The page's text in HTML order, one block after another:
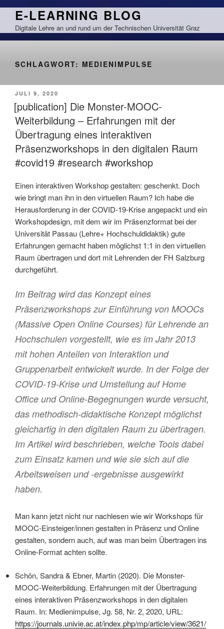
Zum
springen
E-LEARNING BLOG
Digitale Lehre an und rund um der Technischen Universität Graz
SCHLAGWORT: MEDIENIMPULSE
VERÖFFENTLICHT
AM
JULI 9, 2020
[publication] Die Monster-MOOC-
Weiterbildung – Erfahrungen mit der
Übertragung eines interaktiven
Präsenzworkshops in den digitalen Raum
#covid19 #research #workshop
Einen interaktiven Workshop gestalten: geschenkt. Doch
wie bringt man ihn in den virtuellen Raum? Ich habe die
Herausforderung in der COVID-19-Krise angepackt und ein
Workshopdesign, mit dem wir im Präsenzformat bei der
Universität Passau (Lehre+ Hochschuldidaktik) gute
Erfahrungen gemacht haben möglichst 1:1 in den virtuellen
Raum übertragen und dort mit Lehrenden der FH Salzburg
durchgeführt.
Im Beitrag wird das Konzept eines
Präsenzworkshops zur Einführung von MOOCs
(Massive Open Online Courses) für Lehrende an
Hochschulen vorgestellt, wie es im Jahr 2013
mit hohen Anteilen von Interaktion und
Gruppenarbeit entwickelt wurde. In der Folge der
COVID-19-Krise und Umstellung auf Home
Office und Online-Begegnungen wurde versucht,
das methodisch-didaktische Konzept möglichst
gleichartig in den digitalen Raum zu übertragen.
Im Artikel wird beschrieben, welche Tools dabei
zum Einsatz kamen und wie sie sich auf die
Arbeitsweisen und -ergebnisse ausgewirkt
haben.
Man kann jetzt nicht nur nachlesen wie wir Workshops für
MOOC-Einsteiger/innen gestalten in Präsenz und Online
gestalten, sondern auch, auf was man beim Übertragen ins
Online-Format achten sollte.
Schön, Sandra & Ebner, Martin (2020). Die Monster-
MOOC-Weiterbildung. Erfahrungen mit der Übertragung
eines interaktiven Präsenzworkshops in den digitalen
Raum. In: Medienimpulse, Jg. 58, Nr. 2, 2020, URL:
https://journals.univie.ac.at/index.php/mp/article/view/3621/